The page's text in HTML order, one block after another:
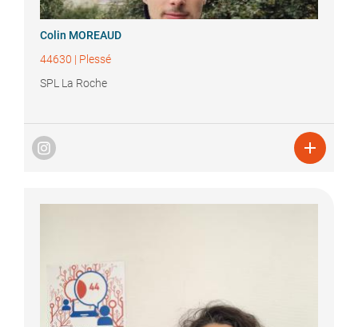
Colin MOREAUD
44630 | Plessé
SPL La Roche
